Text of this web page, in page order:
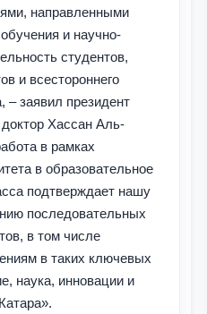
направленными
и научно-
студентов,
и всестороннего
– заявил президент
доктор Хассан Аль-
в рамках
в образовательное
подтверждает нашу
последовательных
в том числе
в таких ключевых
наука, инновации и